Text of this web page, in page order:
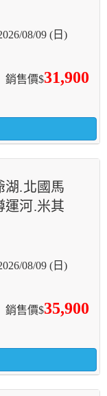
08/09 (日)
銷售價$31,900
湖.北國馬
運河.米其
08/09 (日)
銷售價$35,900